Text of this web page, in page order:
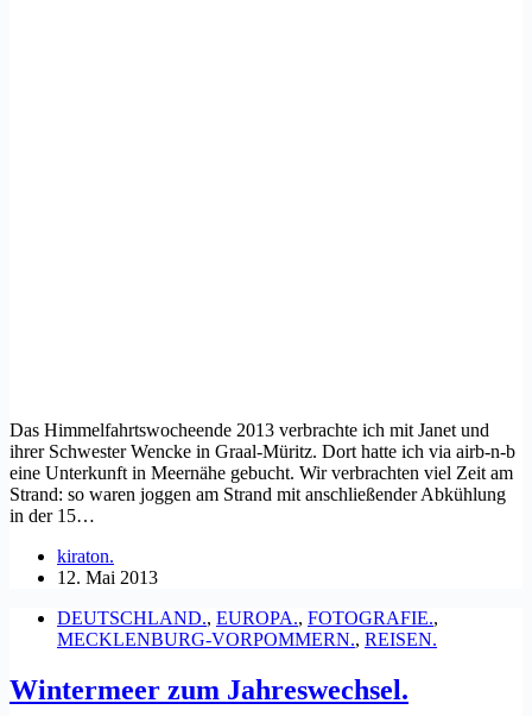
Das Himmelfahrtswocheende 2013 verbrachte ich mit Janet und
ihrer Schwester Wencke in Graal-Müritz. Dort hatte ich via airb-n-b
eine Unterkunft in Meernähe gebucht. Wir verbrachten viel Zeit am
Strand: so waren joggen am Strand mit anschließender Abkühlung
in der 15…
kiraton.
12. Mai 2013
DEUTSCHLAND., EUROPA., FOTOGRAFIE.,
MECKLENBURG-VORPOMMERN., REISEN.
Wintermeer zum Jahreswechsel.